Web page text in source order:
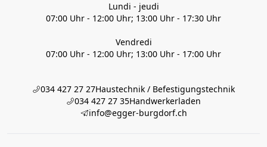
Lundi - jeudi
07:00 Uhr - 12:00 Uhr; 13:00 Uhr - 17:30 Uhr
Vendredi
07:00 Uhr - 12:00 Uhr; 13:00 Uhr - 17:00 Uhr
034 427 27 27Haustechnik / Befestigungstechnik
034 427 27 35Handwerkerladen
info@egger-burgdorf.ch